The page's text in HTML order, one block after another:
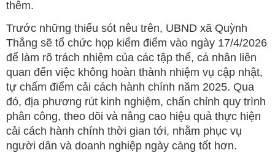
thêm.
Trước những thiếu sót nêu trên, UBND xã Quỳnh
Thắng sẽ tổ chức họp kiểm điểm vào ngày 17/4/2026
để làm rõ trách nhiệm của các tập thể, cá nhân liên
quan đến việc không hoàn thành nhiệm vụ cập nhật,
tự chấm điểm cải cách hành chính năm 2025. Qua
đó, địa phương rút kinh nghiệm, chấn chỉnh quy trình
phân công, theo dõi và nâng cao hiệu quả thực hiện
cải cách hành chính thời gian tới, nhằm phục vụ
người dân và doanh nghiệp ngày càng tốt hơn.